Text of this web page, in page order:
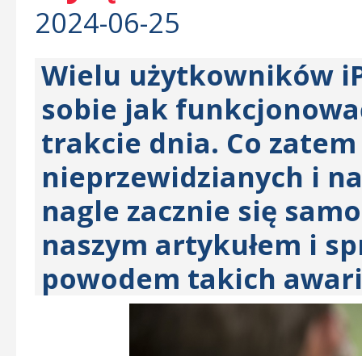
2024-06-25
Wielu użytkowników
sobie jak
trakcie dnia. Co
nieprzewidzianych i
nagle zacznie się
naszym artykułem i
powodem takich